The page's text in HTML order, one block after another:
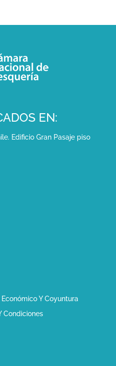
EN:
Edificio Gran Pasaje piso
Y Coyuntura
Condiciones